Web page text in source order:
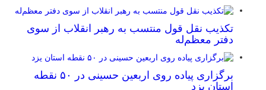
تکذیب نقل قول منتسب به رهبر انقلاب از سوی
دفتر معظم‌له
برگزاری پیاده روی اربعین حسینی در ۵۰ نقطه
استان یزد